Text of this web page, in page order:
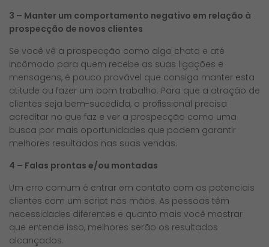
3 – Manter um comportamento negativo em relação à
prospecção de novos clientes
Se você vê a prospecção como algo chato e até
incômodo para quem recebe as suas ligações e
mensagens, é pouco provável que consiga manter esta
atitude ou fazer um bom trabalho. Para que a atração de
clientes seja bem-sucedida, o profissional precisa
acreditar no que faz e ver a prospecção como uma
busca por mais oportunidades que podem garantir
melhores resultados nas suas vendas.
4 – Falas prontas e/ou montadas
Um erro comum é entrar em contato com os potenciais
clientes com um script nas mãos. As pessoas têm
necessidades diferentes e quanto mais você mostrar
que entende isso, melhores serão os resultados
alcançados.